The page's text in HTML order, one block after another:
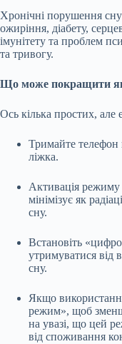
Хронічні порушення
ожиріння, діабету,
імунітету та проблем
та тривогу.
Що може покращити
Ось кілька простих,
Тримайте телефон
ліжка.
Активація режиму
мінімізує як
сну.
Встановіть
утримуватися від
сну.
Якщо
режим», щоб
на увазі, що цей
від споживання